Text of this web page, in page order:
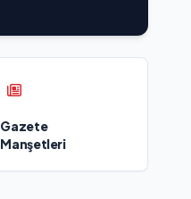
Gazete
Manşetleri